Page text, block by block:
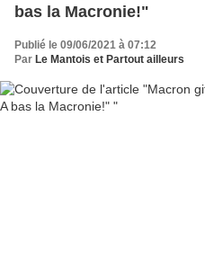
bas la Macronie!"
Publié le 09/06/2021 à 07:12
Par Le Mantois et Partout ailleurs